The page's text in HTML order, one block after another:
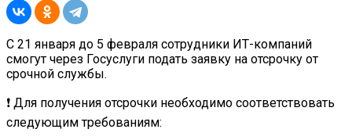
С 21 января до 5 февраля сотрудники ИТ-компаний
смогут через Госуслуги подать заявку на отсрочку от
срочной службы.
❗ Для получения отсрочки необходимо соответствовать
следующим требованиям: